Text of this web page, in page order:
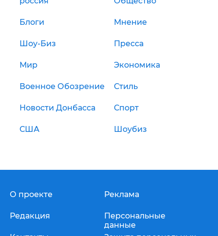
Блоги Мнение
Шоу-Биз Пресса
Мир Экономика
Военное Обозрение Стиль
Новости Донбасса Спорт
США Шоубиз
О проекте
Редакция
Реклама
Персональные
данные